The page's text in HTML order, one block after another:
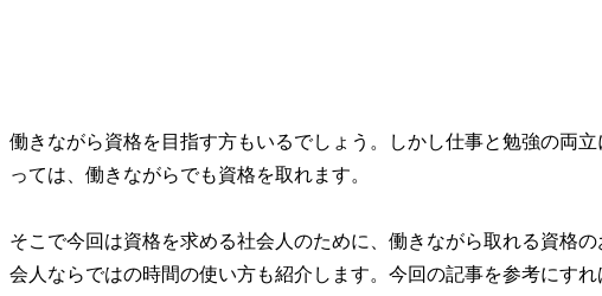
働きながら資格を目指す方もいるでしょう。しかし仕事と勉強の両
っては、働きながらでも資格を取れます。
そこで今回は資格を求める社会人のために、働きながら取れる資格
会人ならではの時間の使い方も紹介します。今回の記事を参考にす